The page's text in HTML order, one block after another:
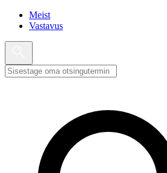
Meist
Vastavus